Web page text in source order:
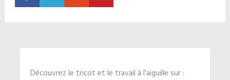
Découvrez le tricot et le travail à l'aiguille sur :